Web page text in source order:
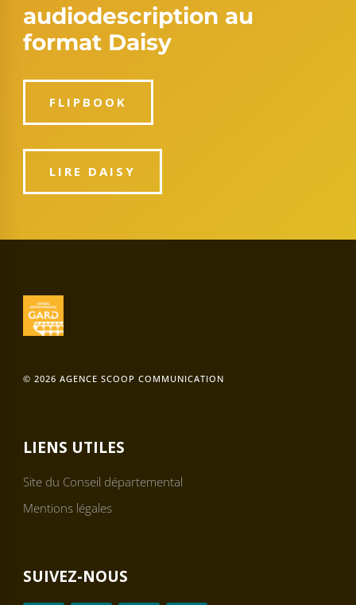
audiodescription au
format Daisy
FLIPBOOK
LIRE DAISY
© 2026 AGENCE SCOOP COMMUNICATION
LIENS UTILES
Site du Conseil départemental
Mentions légales
SUIVEZ-NOUS